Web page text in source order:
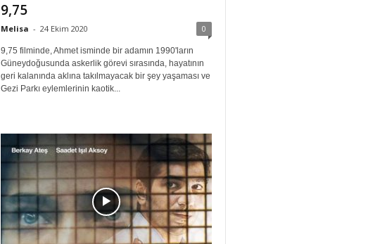
9,75
Melisa - 24 Ekim 2020 0
9,75 filminde, Ahmet isminde bir adamın 1990'ların
Güneydoğusunda askerlik görevi sırasında, hayatının
geri kalanında aklına takılmayacak bir şey yaşaması ve
Gezi Parkı eylemlerinin kaotik...